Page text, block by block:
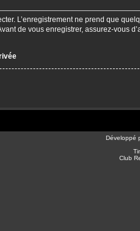
L’enregistrement ne prend que
de vous enregistrer, assurez-vous
Développé
Club